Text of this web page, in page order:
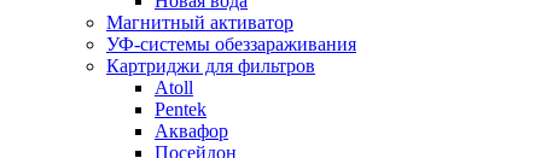
Магнитный активатор
УФ-системы обеззараживания
Картриджи для фильтров
Atoll
Pentek
Аквафор
Посейдон